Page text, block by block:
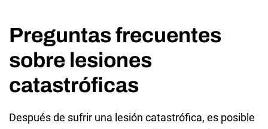
Preguntas frecuentes
sobre lesiones
catastróficas
Después de sufrir una lesión catastrófica, es posible